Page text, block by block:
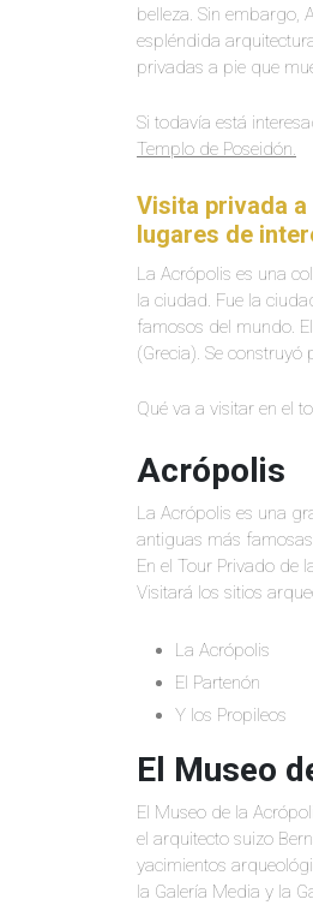
belleza. Sin embargo,
espléndida
privadas a pie que
Si todavía está
Templo de Poseidón.
Visita privada
lugares de
La Acrópolis es una
la ciudad. Fue la
famosos del mundo.
(Grecia). Se
Qué va a visitar en el
Acrópolis
La Acrópolis es una
antiguas más famosas
En el Tour Privado de
Visitará los sitios
La Acrópolis
El Partenón
Y los Propileos
El Museo
El Museo de la
el arquitecto suizo
yacimientos
la Galería Media y la